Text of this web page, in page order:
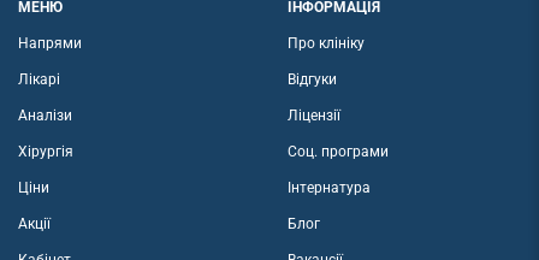
МЕНЮ
Напрями
Лікарі
Аналізи
Хірургія
Ціни
Акції
ІНФОРМАЦІЯ
Про клініку
Відгуки
Ліцензії
Соц. програми
Інтернатура
Блог